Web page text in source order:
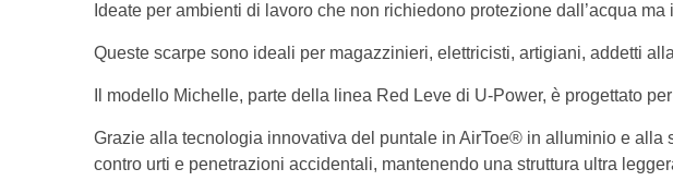
Ideate per ambienti di lavoro che non richiedono protezione dall’acqua
Queste scarpe sono ideali per magazzinieri, elettricisti, artigiani, addetti
Il modello Michelle, parte della linea Red Leve di U-Power, è progettato
Grazie alla tecnologia innovativa del puntale in AirToe® in alluminio e
contro urti e penetrazioni accidentali, mantenendo una struttura ultra